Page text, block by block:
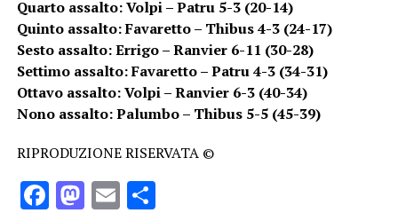
Quarto assalto: Volpi – Patru 5-3 (20-14)
Quinto assalto: Favaretto – Thibus 4-3 (24-17)
Sesto assalto: Errigo – Ranvier 6-11 (30-28)
Settimo assalto: Favaretto – Patru 4-3 (34-31)
Ottavo assalto: Volpi – Ranvier 6-3 (40-34)
Nono assalto: Palumbo – Thibus 5-5 (45-39)
RIPRODUZIONE RISERVATA ©
Facebook
Mastodon
EmailCondividi